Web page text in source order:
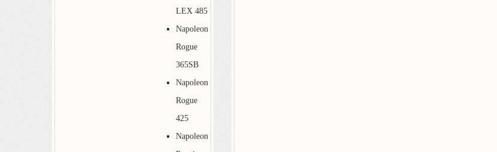
LEX 485
Napoleon
Rogue
365SB
Napoleon
Rogue
425
Napoleon